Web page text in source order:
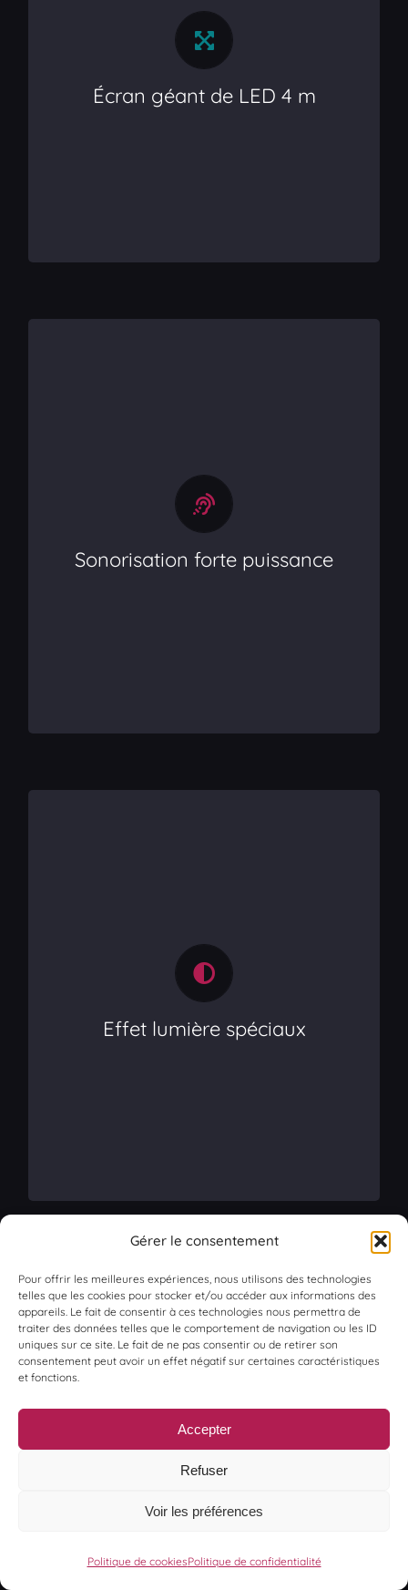
Gérer le consentement
Pour offrir les meilleures expériences, nous utilisons des technologies
telles que les cookies pour stocker et/ou accéder aux informations des
appareils. Le fait de consentir à ces technologies nous permettra de
traiter des données telles que le comportement de navigation ou les ID
uniques sur ce site. Le fait de ne pas consentir ou de retirer son
consentement peut avoir un effet négatif sur certaines caractéristiques
et fonctions.
Accepter
Refuser
Voir les préférences
Politique de cookiesPolitique de confidentialité
Écran géant de LED 4 m
Sonorisation forte puissance
Effet lumière spéciaux
Accès Wi-Fi Illimité
Accès Wifi